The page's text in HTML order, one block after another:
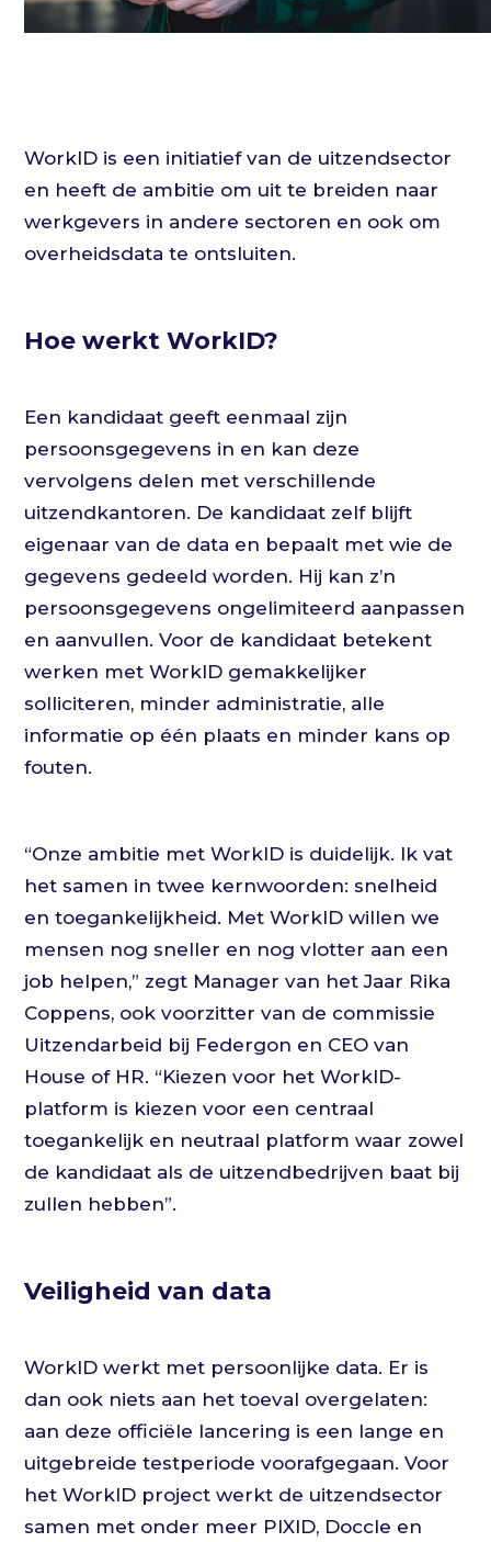
WorkID is een initiatief van de uitzendsector
en heeft de ambitie om uit te breiden naar
werkgevers in andere sectoren en ook om
overheidsdata te ontsluiten.
Hoe werkt WorkID?
Een kandidaat geeft eenmaal zijn
persoonsgegevens in en kan deze
vervolgens delen met verschillende
uitzendkantoren. De kandidaat zelf blijft
eigenaar van de data en bepaalt met wie de
gegevens gedeeld worden. Hij kan z’n
persoonsgegevens ongelimiteerd aanpassen
en aanvullen. Voor de kandidaat betekent
werken met WorkID gemakkelijker
solliciteren, minder administratie, alle
informatie op één plaats en minder kans op
fouten.
“Onze ambitie met WorkID is duidelijk. Ik vat
het samen in twee kernwoorden: snelheid
en toegankelijkheid. Met WorkID willen we
mensen nog sneller en nog vlotter aan een
job helpen,” zegt Manager van het Jaar Rika
Coppens, ook voorzitter van de commissie
Uitzendarbeid bij Federgon en CEO van
House of HR. “Kiezen voor het WorkID-
platform is kiezen voor een centraal
toegankelijk en neutraal platform waar zowel
de kandidaat als de uitzendbedrijven baat bij
zullen hebben”.
Veiligheid van data
WorkID werkt met persoonlijke data. Er is
dan ook niets aan het toeval overgelaten:
aan deze officiële lancering is een lange en
uitgebreide testperiode voorafgegaan. Voor
het WorkID project werkt de uitzendsector
samen met onder meer PIXID, Doccle en